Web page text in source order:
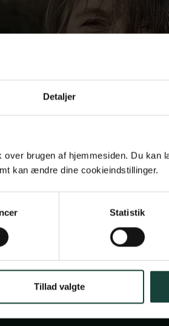
Detaljer
brugen af hjemmesiden. Du kan
kan ændre dine cookieindstillinger.
Statistik
Tillad valgte